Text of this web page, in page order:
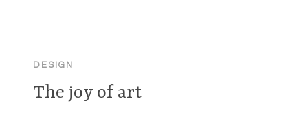
DESIGN
The joy of art